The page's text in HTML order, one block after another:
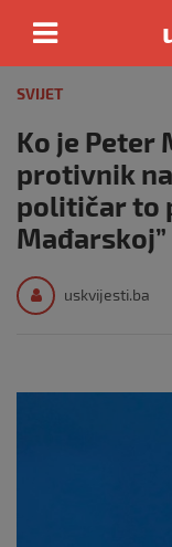
content
SVIJET
Ko je Peter
protivnik
političar to
Mađarskoj”
uskvijesti.ba